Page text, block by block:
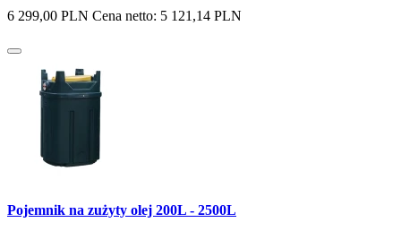
6 299,00 PLN Cena netto: 5 121,14 PLN
Pojemnik na zużyty olej 200L - 2500L